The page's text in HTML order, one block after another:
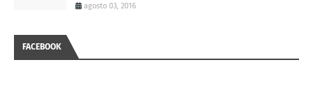
agosto 03, 2016
FACEBOOK